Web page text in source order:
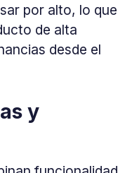
por alto, lo que
de alta
desde el
y